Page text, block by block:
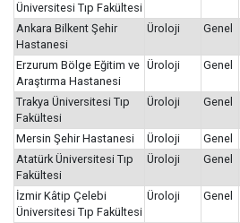
Üniversitesi Tıp Fakültesi
Ankara Bilkent Şehir
Hastanesi
Üroloji Genel
Erzurum Bölge Eğitim ve
Araştırma Hastanesi
Üroloji Genel
Trakya Üniversitesi Tıp
Fakültesi
Üroloji Genel
Mersin Şehir Hastanesi Üroloji Genel
Atatürk Üniversitesi Tıp
Fakültesi
Üroloji Genel
İzmir Kâtip Çelebi
Üniversitesi Tıp Fakültesi
Üroloji Genel